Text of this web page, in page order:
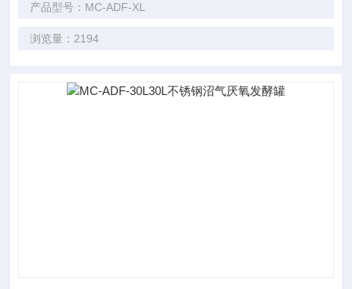
产品型号：MC-ADF-XL
浏览量：2194